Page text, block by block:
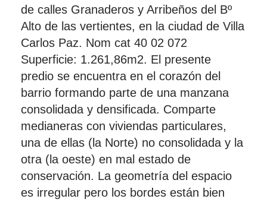
de calles Granaderos y Arribeños del Bº
Alto de las vertientes, en la ciudad de Villa
Carlos Paz. Nom cat 40 02 072
Superficie: 1.261,86m2. El presente
predio se encuentra en el corazón del
barrio formando parte de una manzana
consolidada y densificada. Comparte
medianeras con viviendas particulares,
una de ellas (la Norte) no consolidada y la
otra (la oeste) en mal estado de
conservación. La geometría del espacio
es irregular pero los bordes están bien